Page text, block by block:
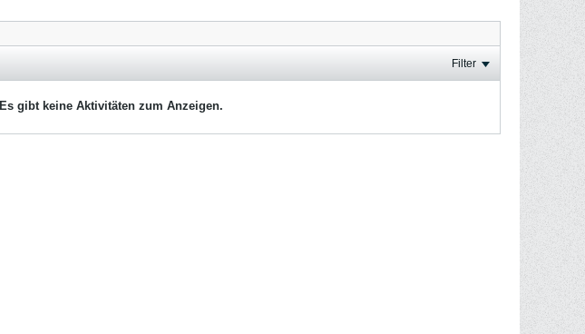
Filter
Es gibt keine Aktivitäten zum Anzeigen.